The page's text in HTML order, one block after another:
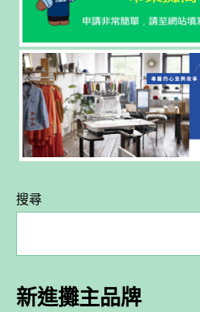
搜尋
新進攤主品牌